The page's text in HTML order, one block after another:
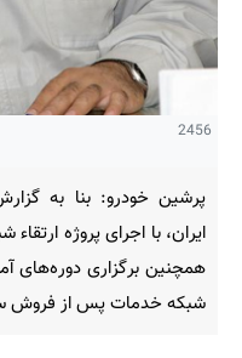
2456
پرشین خودرو: بنا به
ایران، با اجرای پروژه
شبكه خدمات پس از فروش